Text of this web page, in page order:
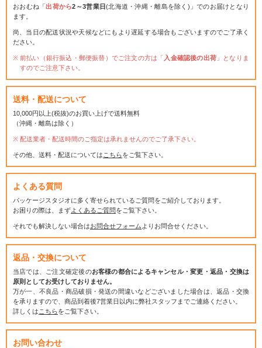
おおむね「出荷から2～3営業日(北海道・沖縄・離島を除く)」でのお届けとなり
ます。
尚、当日の配送状況や天候などにもより遅延する場合もございますのでご了承く
ださい。
前払い（銀行振込・郵便振替）でご注文の方は「 入金確認後の出荷 」となりま
すのでご注意下さい。
送料・配送について
10,000円以上(税抜)のお買い上げで送料無料
（沖縄・離島は除く）
配送業者・配送時間のご指定は承れませんのでご了承下さい。
その他、送料・配送については こちらをご覧下さい。
よくある質問
パッケージスタジオに多く寄せられているご質問をご紹介しております。
お困りの際は、まずよくあるご質問をご覧下さい。
それでも解決しない場合はお問合せフォーム よりお問合せください。
返品・交換について
当店では、ご注文確定後のお客様の都合によるキャンセル・変更・返品・交換は
原則としてお受けしておりません。
万が一、不良品・商品破損・発送の間違いなどございました場合は、返品・交換
を承りますので、商品到着後7営業日以内に弊社スタッフまでご連絡ください。
詳しくは こちらをご覧下さい。
お問い合わせ